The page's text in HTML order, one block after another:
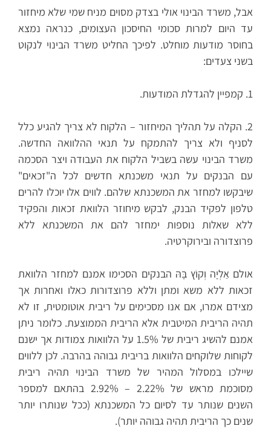
אבל, משרד הבינוי אולי בצדק מסוים מניח שמי שלא מיחזור
עד היום למרות סכומי החיסכון העצומים, כנראה נמצא
בחוסר מודעות מוחלט. לפיכך החליט משרד הבינוי לנקוט
בשני צעדים:
1. קמפיין להגדלת המודעות.
2. הקלה על תהליך המיחזור – הלקוח לא צריך להגיע כלל
לסניף ולא צריך להתמקח על תנאי ההלוואה החדשה.
משרד הבינוי עשה בשביל הלקוח את העבודה ויצר הסכמה
עם הבנקים על תנאי משכנתא חדשים לכל ה"זכאים"
שיבקשו למחזר את המשכנתא שלהם. לווים אלו יוכלו להרים
טלפון לפקיד הבנק, לבקש מיחוזר הלוואת זכאות והפקיד
ללא שאלות נוספות ימחזר להם את המשכנתא ללא
פרוצדורה ובירוקרטיה.
אולםאַלְיָה וְקוֹץ בָּהּ הבנקים הסכימו אמנם למחזר הלוואת
זכאות ללא משא ומתן וללא פרוצדורות כאלו ואחרות אך
מצידם אמרו, אם אנו מסכימים על ריבית אוטומטית, זו לא
תהיה הריבית המיטבית אלא הריבית הממוצעת. כלומר ניתן
אמנם להשיג ריבית של 1.5% על הלוואות צמודות אך ישנם
לקוחות שלוקחים הלוואות בריבית גבוהה בהרבה. לכן ללווים
שיילכו במסלול המהיר של משרד הבינוי תהיה ריבית
מסוכמת מראש של 2.22% – 2.92% בהתאם למספר
השנים שנותר עד לסיום כל המשכנתא (ככל שנותרו יותר
שנים כך הריבית תהיה גבוהה יותר).